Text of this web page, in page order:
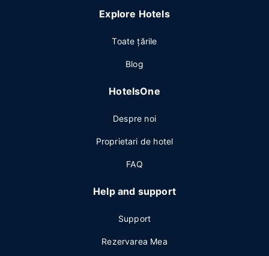
Explore Hotels
Toate ţările
Blog
HotelsOne
Despre noi
Proprietari de hotel
FAQ
Help and support
Support
Rezervarea Mea